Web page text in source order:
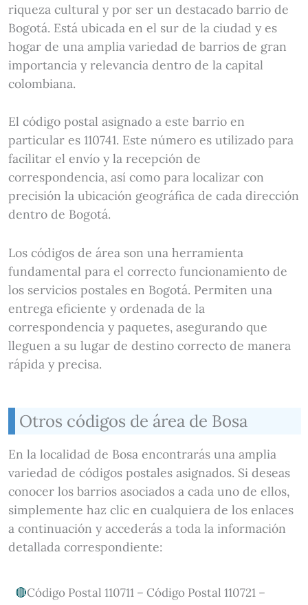
riqueza cultural y por ser un destacado barrio de
Bogotá. Está ubicada en el sur de la ciudad y es
hogar de una amplia variedad de barrios de gran
importancia y relevancia dentro de la capital
colombiana.
El código postal asignado a este barrio en
particular es 110741. Este número es utilizado para
facilitar el envío y la recepción de
correspondencia, así como para localizar con
precisión la ubicación geográfica de cada dirección
dentro de Bogotá.
Los códigos de área son una herramienta
fundamental para el correcto funcionamiento de
los servicios postales en Bogotá. Permiten una
entrega eficiente y ordenada de la
correspondencia y paquetes, asegurando que
lleguen a su lugar de destino correcto de manera
rápida y precisa.
Otros códigos de área de Bosa
En la localidad de Bosa encontrarás una amplia
variedad de códigos postales asignados. Si deseas
conocer los barrios asociados a cada uno de ellos,
simplemente haz clic en cualquiera de los enlaces
a continuación y accederás a toda la información
detallada correspondiente:
Código Postal 110711 – Código Postal 110721 –